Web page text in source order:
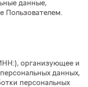
данные,
Пользователем.
организующее и
данных,
персональных